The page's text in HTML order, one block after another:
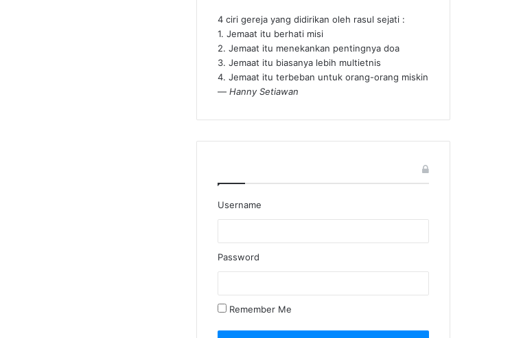
4 ciri gereja yang didirikan oleh rasul sejati :
1. Jemaat itu berhati misi
2. Jemaat itu menekankan pentingnya doa
3. Jemaat itu biasanya lebih multietnis
4. Jemaat itu terbeban untuk orang-orang miskin
—Hanny Setiawan
Username
Password
Remember Me